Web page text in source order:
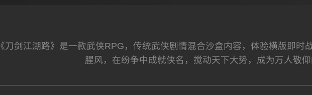
《刀剑江湖路》是一款武侠RPG，传统武侠剧情混合沙盒内容，体验横版即
腥风，在纷争中成就侠名，搅动天下大势，成为万人敬